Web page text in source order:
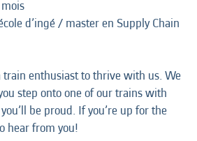
d’ingé / master en Supply Chain
train enthusiast to thrive with us. We
step onto one of our trains with
be proud. If you’re up for the
hear from you!